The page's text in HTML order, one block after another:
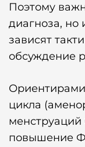
Поэтому
диагноза, но
зависят
обсуждение
цикла
менструаций
повышение